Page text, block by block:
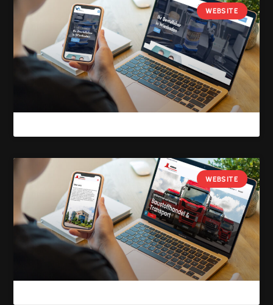
WEBSITE
WEBSITE